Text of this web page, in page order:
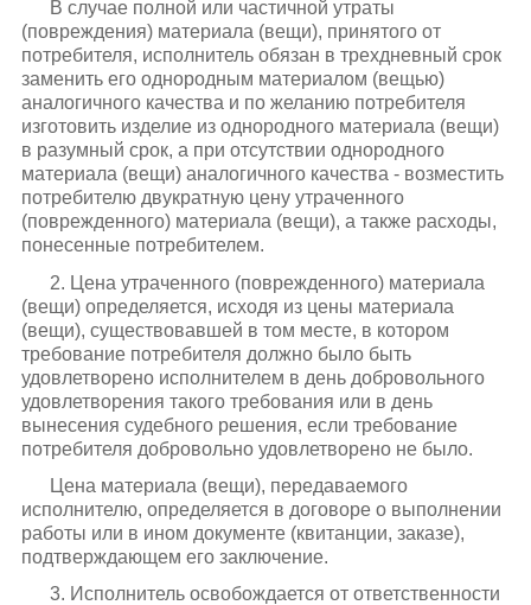
В случае полной или частичной утраты
(повреждения) материала (вещи), принятого от
потребителя, исполнитель обязан в трехдневный срок
заменить его однородным материалом (вещью)
аналогичного качества и по желанию потребителя
изготовить изделие из однородного материала (вещи)
в разумный срок, а при отсутствии однородного
материала (вещи) аналогичного качества - возместить
потребителю двукратную цену утраченного
(поврежденного) материала (вещи), а также расходы,
понесенные потребителем.
2. Цена утраченного (поврежденного) материала
(вещи) определяется, исходя из цены материала
(вещи), существовавшей в том месте, в котором
требование потребителя должно было быть
удовлетворено исполнителем в день добровольного
удовлетворения такого требования или в день
вынесения судебного решения, если требование
потребителя добровольно удовлетворено не было.
Цена материала (вещи), передаваемого
исполнителю, определяется в договоре о выполнении
работы или в ином документе (квитанции, заказе),
подтверждающем его заключение.
3. Исполнитель освобождается от ответственности